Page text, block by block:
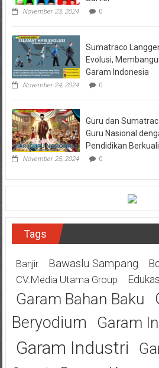
November 23, 2024 0
Sumatraco
Evolusi,
Garam Indonesia
November 24, 2024 0
Guru dan
Guru Nasional
Pendidikan
November 25, 2024 0
Tags
Banjir Bawaslu Sampang
CV.Media Utama Group
Garam Bahan Baku
Beryodium
Garam
Garam Industri